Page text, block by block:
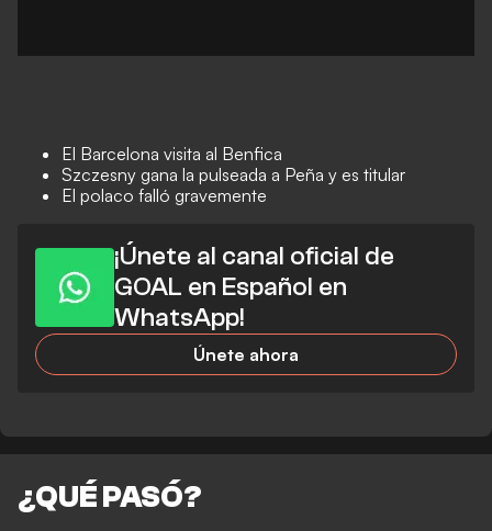
El Barcelona visita al Benfica
Szczesny gana la pulseada a Peña y es titular
El polaco falló gravemente
¡Únete al canal oficial de
GOAL en Español en
WhatsApp!
Únete ahora
¿QUÉ PASÓ?